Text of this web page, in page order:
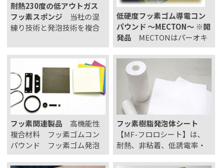
耐熱230度の低アウトガス
フッ素スポンジ 当社の混
練り技術と発泡技術を複合
耐熱・耐薬品・耐溶剤・耐
オゾンなどに非常に優れた
フッ素ゴム、フッ素樹脂を
使用し、アウトガスの発生
を抑えたスポンジです。 14
種類のスポンジからお選び
いただけます。 …
低硬度フッ素ゴム導電コン
パウンド ～MECTON～ ※開
発品 MECTONはパーオキ
サイド加硫タイプの フッ素
ゴム をベースとしたフルコ
ンパウンドで、良好な導電
性はもちろん、従来の導電
フッ素ゴムでは得られなか
った柔軟性を兼ね備えてお
ります。本製品以外に御客
様のカスタマイズ のご要
望…
フッ素関連製品 高機能性
複合材料 フッ素ゴムコン
パウンド フッ素ゴム発泡
体 フッ素ゴムのコンパウン
フッ素樹脂発泡体シート
【MF-フロロシート】は、
耐熱、非粘着、低誘電率・
低誘電正接のフッ素樹脂発